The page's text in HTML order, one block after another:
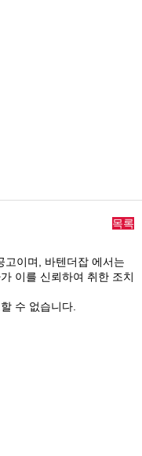
목록
고이며, 바텐더잡 에서는
이를 신뢰하여 취한 조치
수 없습니다.